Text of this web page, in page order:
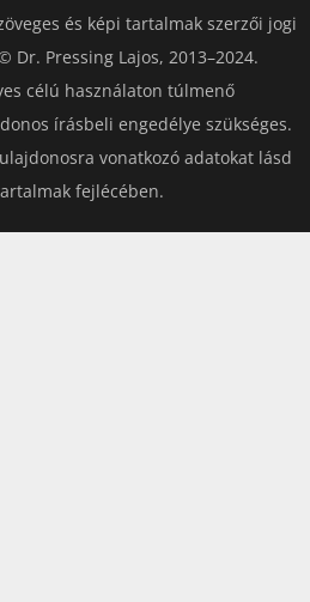
és képi tartalmak szerzői jogi
Dr. Pressing Lajos, 2013–2024.
célú használaton túlmenő
írásbeli engedélye szükséges.
vonatkozó adatokat lásd
fejlécében.